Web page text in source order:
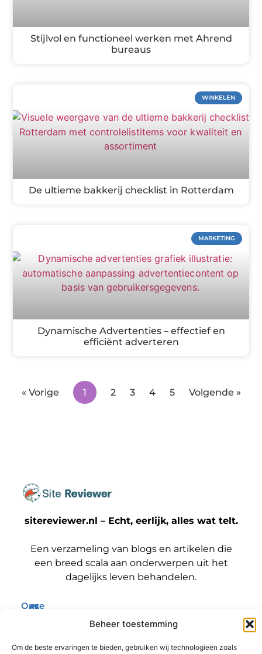
Beheer toestemming
Om de beste ervaringen te bieden, gebruiken wij technologieën zoals
Stijlvol en functioneel werken met Ahrend
bureaus
WINKELEN
De ultieme bakkerij checklist in Rotterdam
MARKETING
Dynamische Advertenties – effectief en
efficiënt adverteren
« Vorige 1 2 3 4 5 Volgende »
sitereviewer.nl – Echt, eerlijk, alles wat telt.
Een verzameling van blogs en artikelen die
een breed scala aan onderwerpen uit het
dagelijks leven behandelen.
Onze
Bericht categorie